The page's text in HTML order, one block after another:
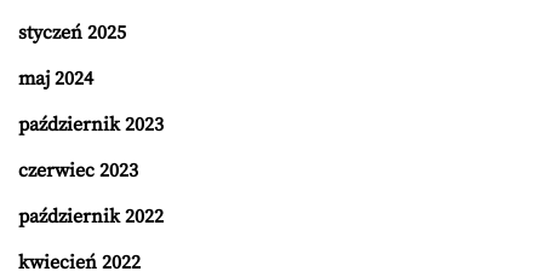
styczeń 2025
maj 2024
październik 2023
czerwiec 2023
październik 2022
kwiecień 2022